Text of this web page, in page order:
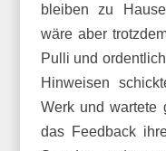
bleiben zu
wäre aber
Pulli und
Hinweisen
Werk und wartete
das Feedback